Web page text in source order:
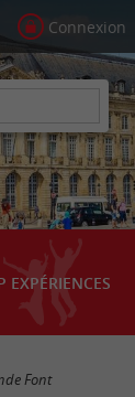
Connexion
EXPÉRIENCES
Font